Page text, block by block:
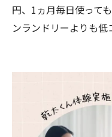
円、1ヵ月毎日使って
ンランドリーよりも低